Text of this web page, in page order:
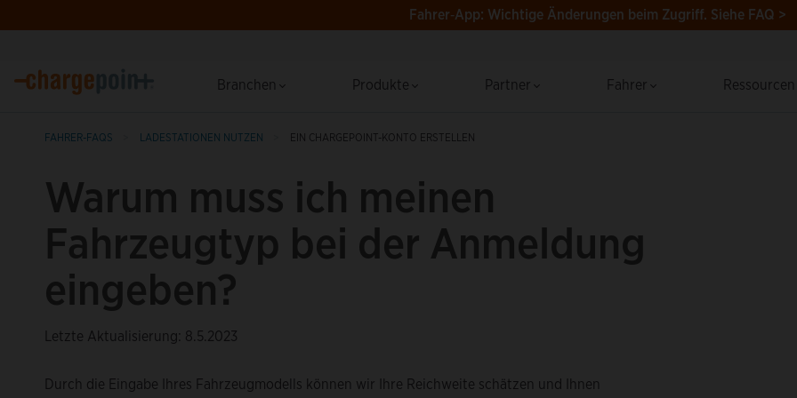
Fahrer‑App: Wichtige Änderungen beim Zugriff. Siehe FAQ >
Branchen Produkte Partner Fahrer
FAHRER-FAQS LADESTATIONEN NUTZEN EIN CHARGEPOINT-KONTO ERSTELLEN
Warum muss ich meinen
Fahrzeugtyp bei der Anmeldung
eingeben?
Letzte Aktualisierung: 8.5.2023
Durch die Eingabe Ihres Fahrzeugmodells können wir Ihre Reichweite schätzen und Ihnen